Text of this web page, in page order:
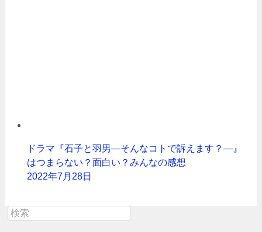
ドラマ『石子と羽男―そんなコトで訴えます？―』
はつまらない？面白い？みんなの感想
2022年7月28日